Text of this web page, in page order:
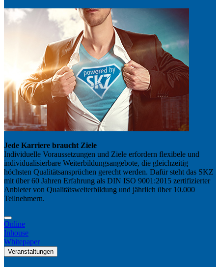
Jede Karriere braucht Ziele
Individuelle Voraussetzungen und Ziele erfordern flexibele und
individualisierbare Weiterbildungsangebote, die gleichzeitig
höchsten Qualitätsansprüchen gerecht werden. Dafür steht das SKZ
mit über 60 Jahren Erfahrung als DIN ISO 9001:2015 zertifizierter
Anbieter von Qualitätsweiterbildung und jährlich über 10.000
Teilnehmern.
Online
Inhouse
Whitepaper
Veranstaltungen